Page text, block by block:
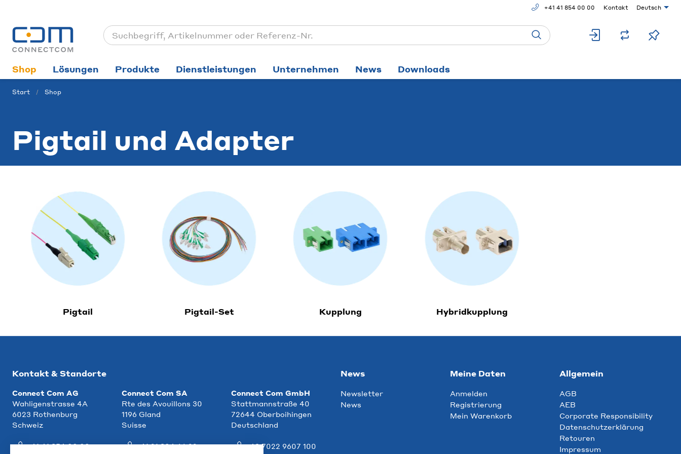
+41 41 854 00 00 Kontakt Deutsch
Shop Lösungen Produkte Dienstleistungen Unternehmen News Downloads
Start Shop
Pigtail und Adapter
Pigtail Pigtail-Set Kupplung Hybridkupplung
Kontakt & Standorte
Connect Com AG
Wahligenstrasse 4A
6023 Rothenburg
Schweiz
+41 41 854 00 00
Connect Com SA
Rte des Avouillons 30
1196 Gland
Suisse
+41 21 804 66 22
Connect Com GmbH
Stattmannstraße 40
72644 Oberboihingen
Deutschland
+49 7022 9607 100
News
Newsletter
News
Meine Daten
Anmelden
Registrierung
Mein Warenkorb
Allgemein
AGB
AEB
Corporate Responsibility
Datenschutzerklärung
Retouren
Impressum